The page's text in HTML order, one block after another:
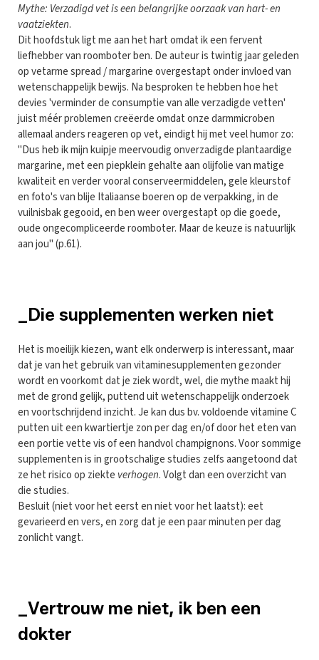
Mythe: Verzadigd vet is een belangrijke oorzaak van hart- en
vaatziekten.
Dit hoofdstuk ligt me aan het hart omdat ik een fervent
liefhebber van roomboter ben. De auteur is twintig jaar geleden
op vetarme spread / margarine overgestapt onder invloed van
wetenschappelijk bewijs. Na besproken te hebben hoe het
devies 'verminder de consumptie van alle verzadigde vetten'
juist méér problemen creëerde omdat onze darmmicroben
allemaal anders reageren op vet, eindigt hij met veel humor zo:
"Dus heb ik mijn kuipje meervoudig onverzadigde plantaardige
margarine, met een piepklein gehalte aan olijfolie van matige
kwaliteit en verder vooral conserveermiddelen, gele kleurstof
en foto's van blije Italiaanse boeren op de verpakking, in de
vuilnisbak gegooid, en ben weer overgestapt op die goede,
oude ongecompliceerde roomboter. Maar de keuze is natuurlijk
aan jou" (p.61).
_Die supplementen werken niet
Het is moeilijk kiezen, want elk onderwerp is interessant, maar
dat je van het gebruik van vitaminesupplementen gezonder
wordt en voorkomt dat je ziek wordt, wel, die mythe maakt hij
met de grond gelijk, puttend uit wetenschappelijk onderzoek
en voortschrijdend inzicht. Je kan dus bv. voldoende vitamine C
putten uit een kwartiertje zon per dag en/of door het eten van
een portie vette vis of een handvol champignons. Voor sommige
supplementen is in grootschalige studies zelfs aangetoond dat
ze het risico op ziekte verhogen. Volgt dan een overzicht van
die studies.
Besluit (niet voor het eerst en niet voor het laatst): eet
gevarieerd en vers, en zorg dat je een paar minuten per dag
zonlicht vangt.
_Vertrouw me niet, ik ben een
dokter